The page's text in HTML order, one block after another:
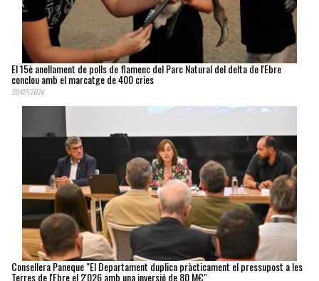
El 15è anellament de polls de flamenc del Parc Natural del delta de l'Ebre
conclou amb el marcatge de 400 cries
20/07/2026
Consellera Paneque "El Departament duplica pràcticament el pressupost a les
Terres de l'Ebre el 2'026 amb una inversió de 80 M€"